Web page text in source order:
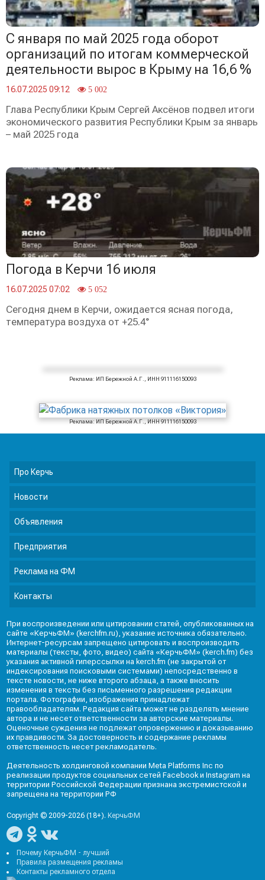
С января по май 2025 года оборот
организаций по итогам коммерческой
деятельности вырос в Крыму на 16,6 %
16.07.2025 09:12 5 002
Глава Республики Крым Сергей Аксёнов подвел итоги
экономического развития Республики Крым за январь
– май 2025 года
Погода в Керчи 16 июля
16.07.2025 07:02 5 052
Сегодня днем в Керчи, ожидается ясная погода,
температура воздуха от +25.4°
Реклама: ИП Бережной А.Г., ИНН 911116150093
Реклама: ИП Бережной А.Г., ИНН 911116150093
Про Керчь
Новости
Объявления
Предприятия
Реклама на ФМ
Контакты
При воспроизведении или цитировании статей, опубликованных на
сайте «КерчьФМ» (kerchfm.ru), указание источника обязательно.
Интернет-ресурсам запрещено цитировать и воспроизводить
материалы (тексты, фото, видео) сайта «КерчьФМ» (kerch.fm) без
указания активной гиперссылки на kerch.fm (не закрытой от
индексирования поисковыми системами) непосредственно в
тексте новости, не ниже второго абзаца, а также вносить
изменения в тексты без письменного разрешения редакции
портала. Фотографии, изображения принадлежат
правообладателям. Редакция сайта может не разделять мнение
автора и не несет ответственности за авторские материалы.
Оценочные суждения не подлежат опровержению и доказыванию
их правдивости. За достоверность и содержание рекламы
ответственность несет рекламодатель.
Деятельность холдинговой компании Meta Platforms Inc по
реализации продуктов социальных сетей Facebook и Instagram на
территории Российской Федерации признана экстремистской и
запрещена на территории РФ
Copyright © 2009-2026 (18+).КерчьФМ
Почему КерчьФМ - лучший
Правила размещения рекламы
Контакты рекламного отдела